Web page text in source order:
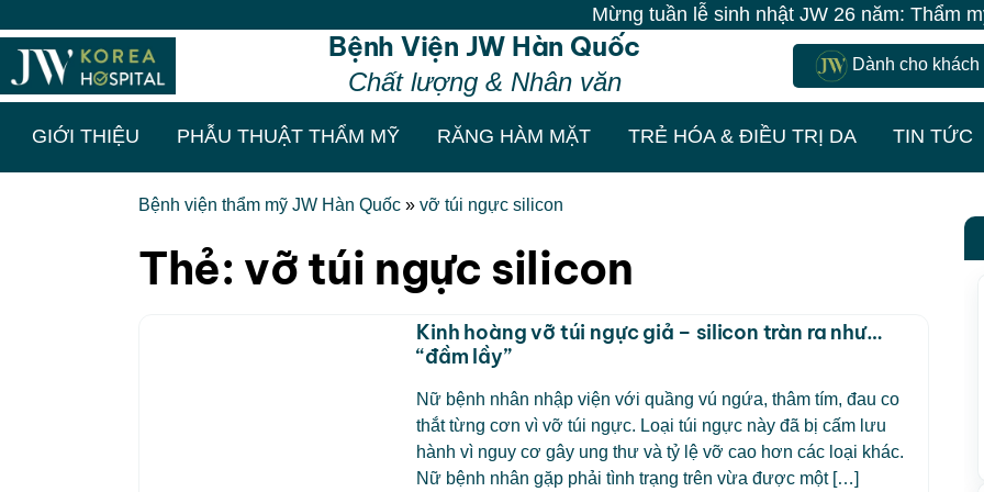
Mừng tuần lễ sinh nhật JW 26 năm: Thẩm mỹ
Bệnh Viện JW Hàn Quốc
Chất lượng & Nhân văn
Dành cho khách
GIỚI THIỆU PHẪU THUẬT THẨM MỸ RĂNG HÀM MẶT TRẺ HÓA & ĐIỀU TRỊ DA TIN TỨC
Bệnh viện thẩm mỹ JW Hàn Quốc » vỡ túi ngực silicon
Thẻ: vỡ túi ngực silicon
Kinh hoàng vỡ túi ngực giả – silicon tràn ra như…
“đầm lầy”
Nữ bệnh nhân nhập viện với quầng vú ngứa, thâm tím, đau co
thắt từng cơn vì vỡ túi ngực. Loại túi ngực này đã bị cấm lưu
hành vì nguy cơ gây ung thư và tỷ lệ vỡ cao hơn các loại khác.
Nữ bệnh nhân gặp phải tình trạng trên vừa được một […]